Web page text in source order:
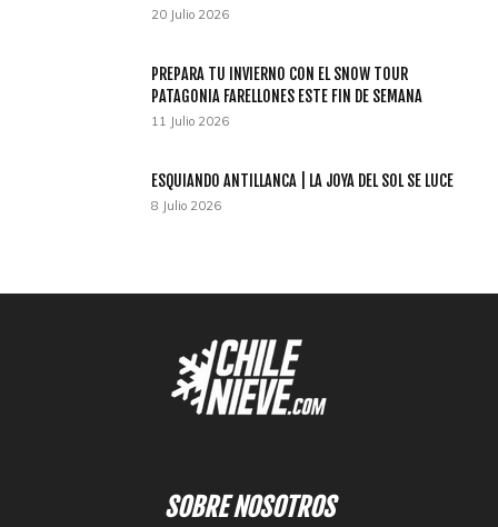
20 Julio 2026
PREPARA TU INVIERNO CON EL SNOW TOUR
PATAGONIA FARELLONES ESTE FIN DE SEMANA
11 Julio 2026
ESQUIANDO ANTILLANCA | LA JOYA DEL SOL SE LUCE
8 Julio 2026
SOBRE NOSOTROS